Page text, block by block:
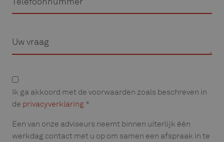
Privacyverklaring
Ik ga akkoord met de voorwaarden zoals beschreven in
de privacyverklaring *
Een van onze adviseurs neemt binnen uiterlijk één
werkdag contact met u op om samen een afspraak in te